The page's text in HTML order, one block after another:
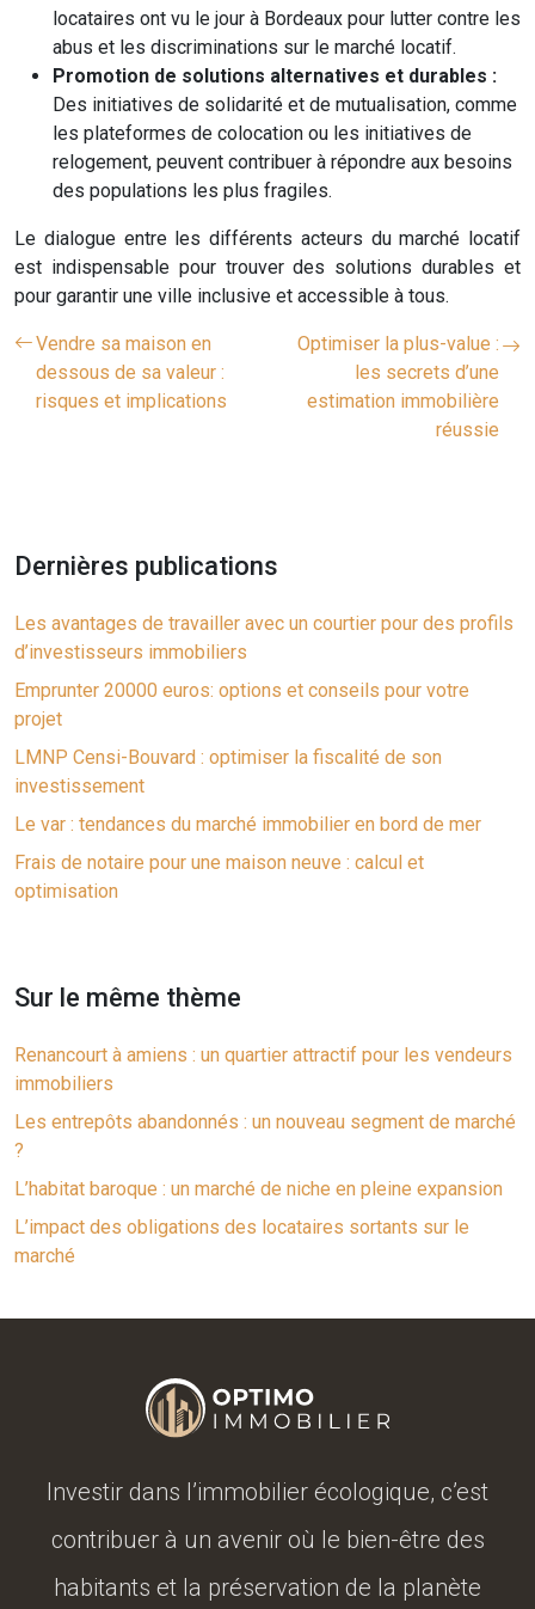
locataires ont vu le jour à Bordeaux pour lutter contre les
abus et les discriminations sur le marché locatif.
Promotion de solutions alternatives et durables :
Des initiatives de solidarité et de mutualisation, comme
les plateformes de colocation ou les initiatives de
relogement, peuvent contribuer à répondre aux besoins
des populations les plus fragiles.
Le dialogue entre les différents acteurs du marché locatif
est indispensable pour trouver des solutions durables et
pour garantir une ville inclusive et accessible à tous.
Vendre sa maison en
dessous de sa valeur :
risques et implications
Optimiser la plus-value :
les secrets d’une
estimation immobilière
réussie
Dernières publications
Les avantages de travailler avec un courtier pour des profils
d’investisseurs immobiliers
Emprunter 20000 euros: options et conseils pour votre
projet
LMNP Censi-Bouvard : optimiser la fiscalité de son
investissement
Le var : tendances du marché immobilier en bord de mer
Frais de notaire pour une maison neuve : calcul et
optimisation
Sur le même thème
Renancourt à amiens : un quartier attractif pour les vendeurs
immobiliers
Les entrepôts abandonnés : un nouveau segment de marché
?
L’habitat baroque : un marché de niche en pleine expansion
L’impact des obligations des locataires sortants sur le
marché
Investir dans l’immobilier écologique, c’est
contribuer à un avenir où le bien-être des
habitants et la préservation de la planète